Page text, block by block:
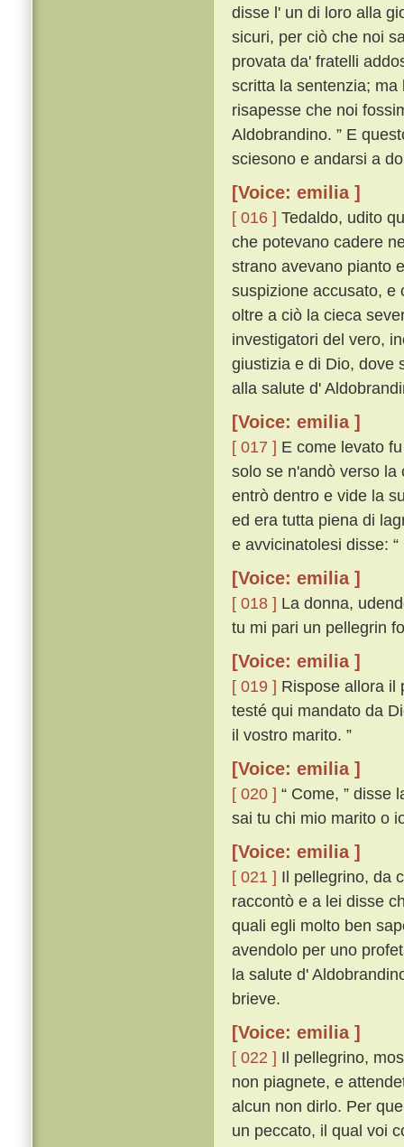
disse l' un di loro alla
sicuri, per ciò che noi
provata da' fratelli
scritta la sentenzia;
risapesse che noi
Aldobrandino. ” E
sciesono e andarsi a
[Voice: emilia ]
[ 016 ] Tedaldo, udito
che potevano cadere
strano avevano pianto
suspizione accusato, e
oltre a ciò la cieca
investigatori del vero,
giustizia e di Dio, dove
alla salute d'
[Voice: emilia ]
[ 017 ] E come levato
solo se n'andò verso
entrò dentro e vide la
ed era tutta piena di
e avvicinatolesi disse:
[Voice: emilia ]
[ 018 ] La donna,
tu mi pari un pellegrin
[Voice: emilia ]
[ 019 ] Rispose allora il
testé qui mandato da
il vostro marito. ”
[Voice: emilia ]
[ 020 ] “ Come, ” disse
sai tu chi mio marito o
[Voice: emilia ]
[ 021 ] Il pellegrino, da
raccontò e a lei disse
quali egli molto ben
avendolo per uno
la salute d'
brieve.
[Voice: emilia ]
[ 022 ] Il pellegrino,
non piagnete, e
alcun non dirlo. Per
un peccato, il qual voi